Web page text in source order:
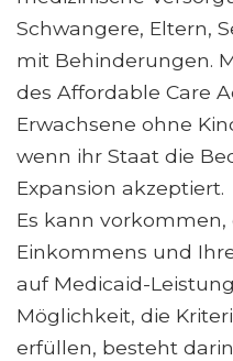
Schwangere, Eltern,
mit Behinderungen.
des Affordable Care
Erwachsene ohne
wenn ihr Staat die
Expansion akzeptiert.
Es kann vorkommen,
Einkommens und
auf Medicaid-
Möglichkeit, die
erfüllen, besteht